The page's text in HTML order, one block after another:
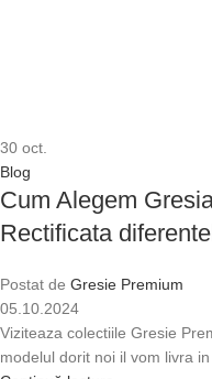
30 oct.
Blog
Cum Alegem
Rectificata
Postat de Gresie Premium
05.10.2024
Viziteaza colectiile Gresie
modelul dorit noi il vom livra